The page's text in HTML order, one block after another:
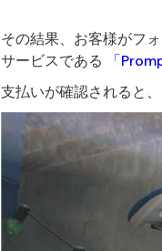
その結果、お客様がフ
サービスである
「
支払いが確認されると